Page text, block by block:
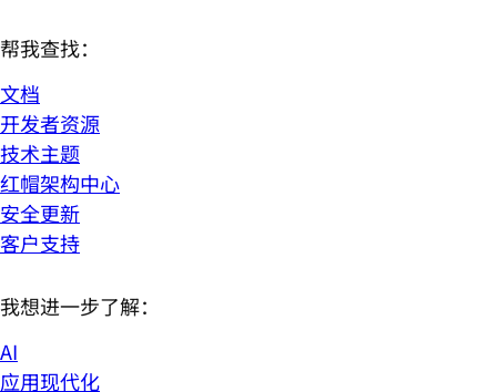
帮我查找：
文档
开发者资源
技术主题
红帽架构中心
安全更新
客户支持
我想进一步了解：
AI
应用现代化